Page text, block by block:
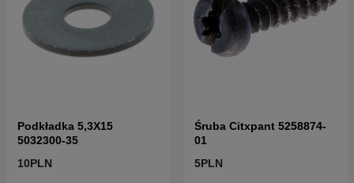
Podkładka 5,3X15
5032300-35
10PLN
Śruba Citxpant 5258874-
01
5PLN